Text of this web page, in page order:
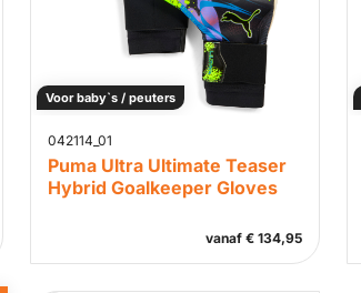
Voor baby`s / peuters
042114_01
Puma Ultra Ultimate Teaser
Hybrid Goalkeeper Gloves
vanaf € 134,95